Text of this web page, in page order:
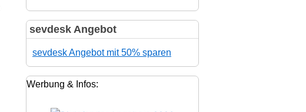
sevdesk Angebot
sevdesk Angebot mit 50% sparen
Werbung & Infos: